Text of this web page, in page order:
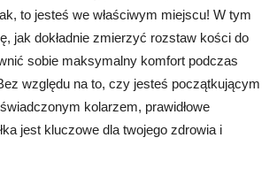
to jesteś we właściwym miejscu! W tym
jak dokładnie zmierzyć rozstaw kości do
sobie maksymalny komfort podczas
względu na to, czy jesteś początkującym
kolarzem, prawidłowe
jest kluczowe dla twojego zdrowia i